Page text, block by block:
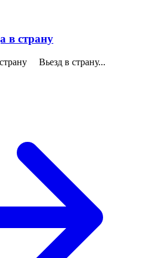
в страну
Вьезд в страну...